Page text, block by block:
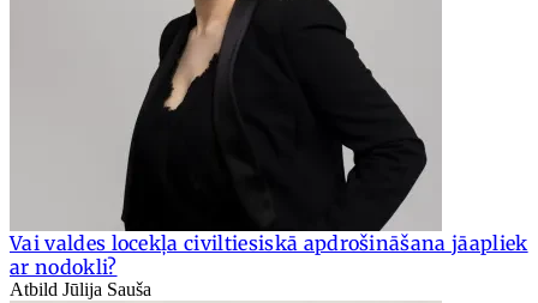
Vai valdes locekļa civiltiesiskā apdrošināšana jāapliek
ar nodokli?
Atbild Jūlija Sauša